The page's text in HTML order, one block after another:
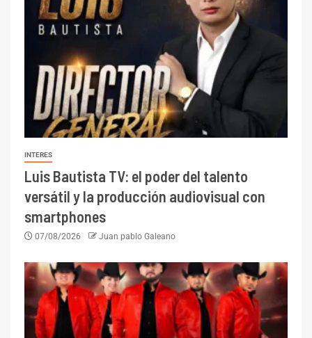
INTERES
Luis Bautista TV: el poder del talento
versátil y la producción audiovisual con
smartphones
07/08/2026 Juan pablo Galeano